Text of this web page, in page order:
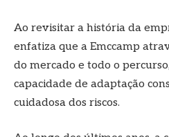
Ao revisitar a história da
enfatiza que a Emccamp
do mercado e todo o
capacidade de adaptação
cuidadosa dos riscos.